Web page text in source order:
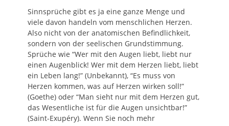
Sinnsprüche gibt es ja eine ganze Menge und
viele davon handeln vom menschlichen Herzen.
Also nicht von der anatomischen Befindlichkeit,
sondern von der seelischen Grundstimmung.
Sprüche wie “Wer mit den Augen liebt, liebt nur
einen Augenblick! Wer mit dem Herzen liebt, liebt
ein Leben lang!” (Unbekannt), “Es muss von
Herzen kommen, was auf Herzen wirken soll!”
(Goethe) oder “Man sieht nur mit dem Herzen gut,
das Wesentliche ist für die Augen unsichtbar!”
(Saint-Exupéry). Wenn Sie noch mehr